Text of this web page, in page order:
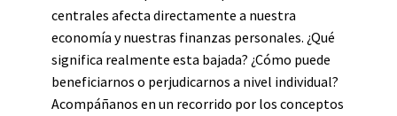
centrales afecta directamente a nuestra
economía y nuestras finanzas personales. ¿Qué
significa realmente esta bajada? ¿Cómo puede
beneficiarnos o perjudicarnos a nivel individual?
Acompáñanos en un recorrido por los conceptos